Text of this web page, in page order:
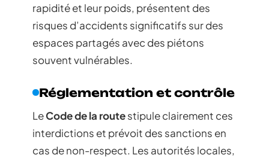
rapidité et leur poids, présentent des
risques d’accidents significatifs sur des
espaces partagés avec des piétons
souvent vulnérables.
Réglementation et contrôle
LeCode de la routestipule clairement ces
interdictions et prévoit des sanctions en
cas de non-respect. Les autorités locales,